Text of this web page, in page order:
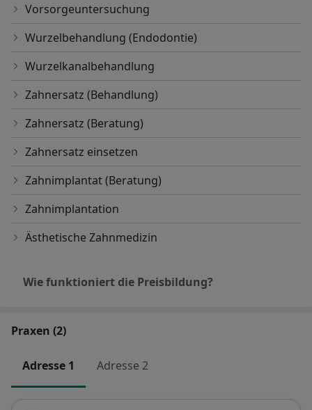
Vorsorgeuntersuchung
Wurzelbehandlung (Endodontie)
Wurzelkanalbehandlung
Zahnersatz (Behandlung)
Zahnersatz (Beratung)
Zahnersatz einsetzen
Zahnimplantat (Beratung)
Zahnimplantation
Ästhetische Zahnmedizin
Wie funktioniert die Preisbildung?
Praxen (2)
Adresse 1 Adresse 2